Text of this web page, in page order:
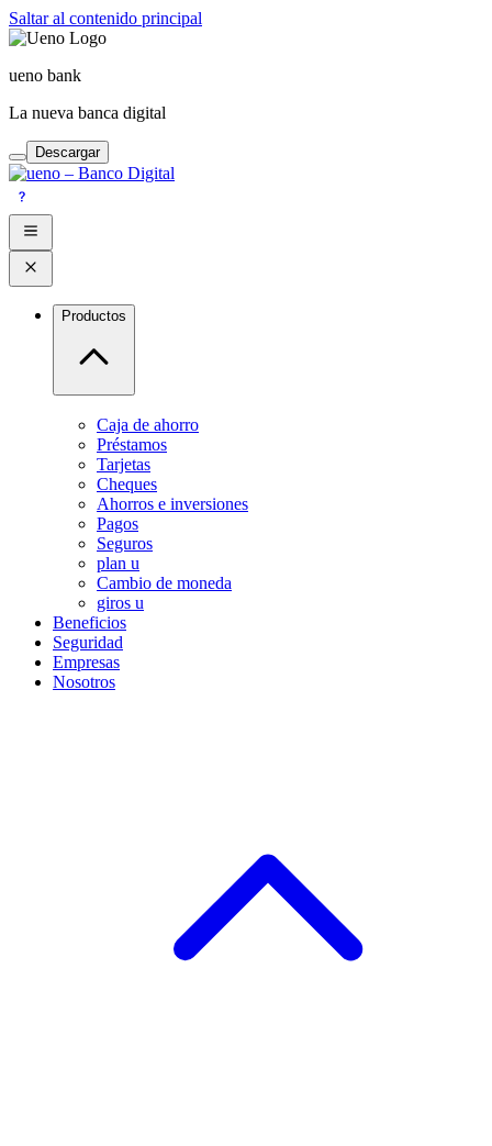
Saltar al contenido principal
ueno bank
La nueva banca digital
Descargar
Productos
Caja de ahorro
Préstamos
Tarjetas
Cheques
Ahorros e inversiones
Pagos
Seguros
plan u
Cambio de moneda
giros u
Beneficios
Seguridad
Empresas
Nosotros